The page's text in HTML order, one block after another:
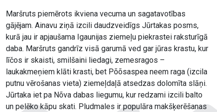
Maršruts piemērots ikviena vecuma un sagatavotības
gājējam. Ainavu ziņā izcili daudzveidīgs Jūrtakas posms,
kurā jau ir apjaušama Igaunijas ziemeļu piekrastei raksturīgā
daba. Maršruts gandrīz visā garumā ved gar jūras krastu, kur
līčos ir skaisti, smilšaini liedagi, zemesragos –
laukakmeņiem klāti krasti, bet Põõsaspea neem raga (izcila
putnu vērošanas vieta) ziemeļdaļā atsedzas dolomīta slāņi.
Jūrtaka iet pa Nõva dabas liegumu, kur redzami izcili balto
un pelēko kāpu skati. Pludmales ir populāra makšķerēšanas